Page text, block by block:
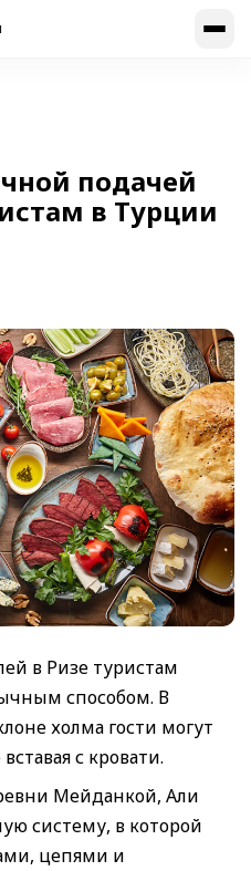
подачей
в Турции
в Ризе туристам
способом. В
холма гости могут
с кровати.
Мейданкой, Али
систему, в которой
цепями и